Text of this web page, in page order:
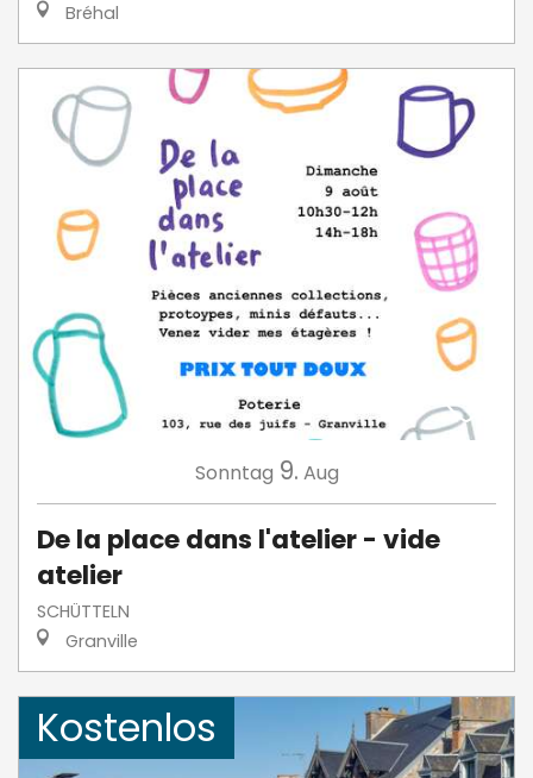
Bréhal
Sonntag 9. Aug
De la place dans l'atelier - vide
atelier
SCHÜTTELN
Granville
Kostenlos